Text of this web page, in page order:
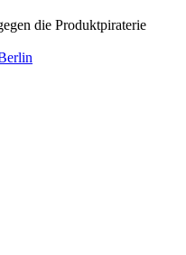
die Produktpiraterie